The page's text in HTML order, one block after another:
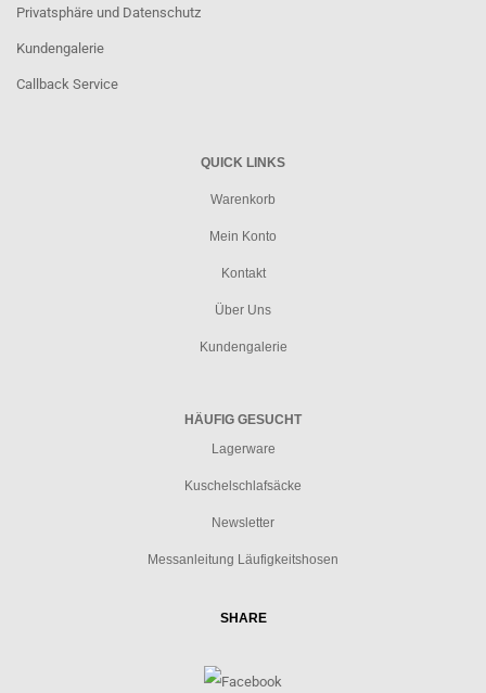
Privatsphäre und Datenschutz
Kundengalerie
Callback Service
QUICK LINKS
Warenkorb
Mein Konto
Kontakt
Über Uns
Kundengalerie
HÄUFIG GESUCHT
Lagerware
Kuschelschlafsäcke
Newsletter
Messanleitung Läufigkeitshosen
SHARE